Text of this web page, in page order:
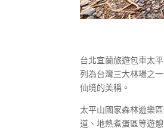
台北宜蘭旅遊包車太
列為台灣三大林場之
仙境的美稱。
太平山國家森林遊樂
道、地熱煮蛋區等遊